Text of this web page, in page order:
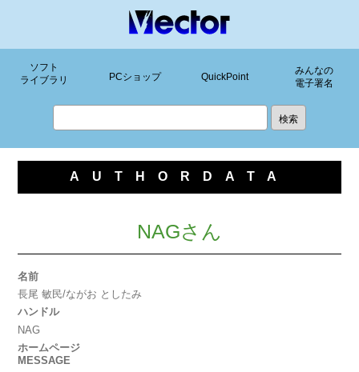
ソフト
ライブラリ
PCショップ QuickPoint
みんなの
電子署名
AUTHORDATA
NAGさん
名前
長尾 敏民/ながお としたみ
ハンドル
NAG
ホームページ
MESSAGE